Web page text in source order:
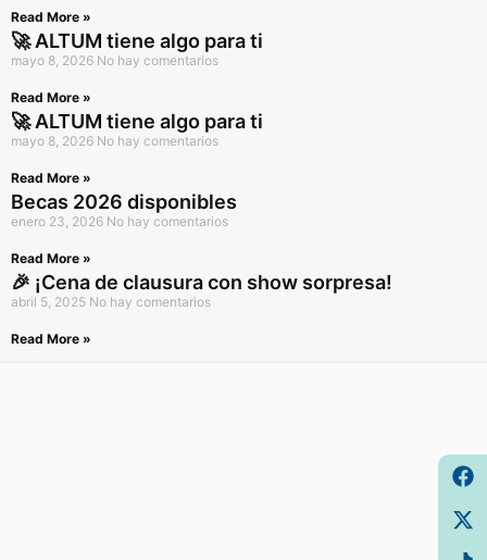
Read More »
🚀 ALTUM tiene algo para ti
mayo 8, 2026 No hay comentarios
Read More »
🚀 ALTUM tiene algo para ti
mayo 8, 2026 No hay comentarios
Read More »
Becas 2026 disponibles
enero 23, 2026 No hay comentarios
Read More »
🎉 ¡Cena de clausura con show sorpresa!
abril 5, 2025 No hay comentarios
Read More »